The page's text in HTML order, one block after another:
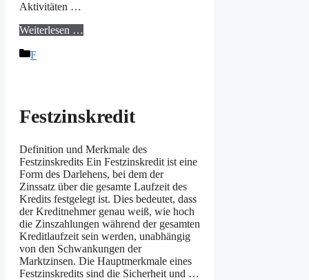
Aktivitäten …
Weiterlesen …
Kategorien
F
Festzinskredit
Definition und Merkmale des
Festzinskredits Ein Festzinskredit ist eine
Form des Darlehens, bei dem der
Zinssatz über die gesamte Laufzeit des
Kredits festgelegt ist. Dies bedeutet, dass
der Kreditnehmer genau weiß, wie hoch
die Zinszahlungen während der gesamten
Kreditlaufzeit sein werden, unabhängig
von den Schwankungen der
Marktzinsen. Die Hauptmerkmale eines
Festzinskredits sind die Sicherheit und …